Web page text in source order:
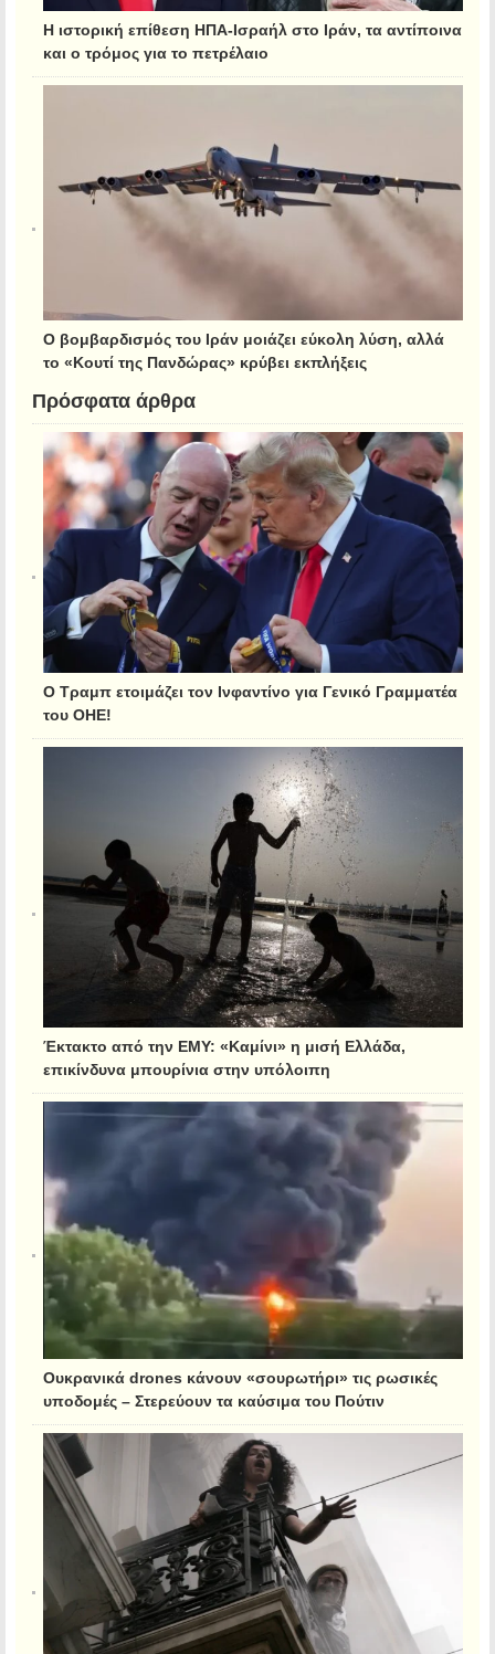
Η ιστορική επίθεση ΗΠΑ-Ισραήλ στο Ιράν, τα αντίποινα
και ο τρόμος για το πετρέλαιο
Ο βομβαρδισμός του Ιράν μοιάζει εύκολη λύση, αλλά
το «Κουτί της Πανδώρας» κρύβει εκπλήξεις
Πρόσφατα άρθρα
Ο Τραμπ ετοιμάζει τον Ινφαντίνο για Γενικό Γραμματέα
του ΟΗΕ!
Έκτακτο από την ΕΜΥ: «Καμίνι» η μισή Ελλάδα,
επικίνδυνα μπουρίνια στην υπόλοιπη
Ουκρανικά drones κάνουν «σουρωτήρι» τις ρωσικές
υποδομές – Στερεύουν τα καύσιμα του Πούτιν